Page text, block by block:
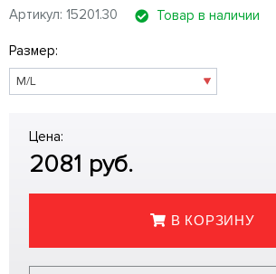
Артикул: 15201.30 Товар в наличии
Размер:
Цена:
2081 руб.
В КОРЗИНУ